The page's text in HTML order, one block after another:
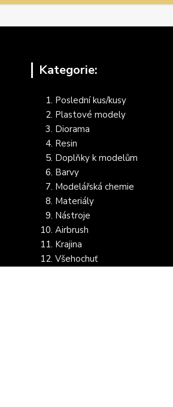
Kategorie:
Poslední kus/kusy
Plastové modely
Diorama
Resin
Doplňky k modelům
Barvy
Modelářská chemie
Materiály
Nástroje
Airbrush
Krajina
Všehochuť